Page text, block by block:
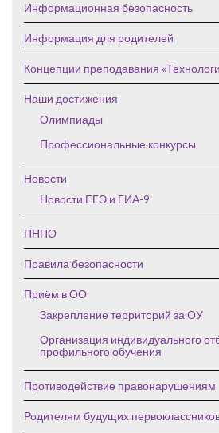
Информационная безопасность
Информация для родителей
Концепции преподавания
Наши достижения
Олимпиады
Профессиональные конкурсы
Новости
Новости ЕГЭ и ГИА-9
ПНПО
Правила безопасности
Приём в ОО
Закрепление территорий за ОУ
Организация индивидуального
профильного обучения
Противодействие правонарушениям
Родителям будущих